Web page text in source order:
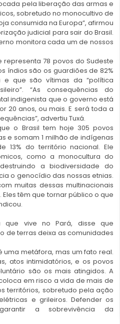
pela liberação das armas e
sobretudo no monocultivo de
consumida na Europa”, afirmou
judicial para sair do Brasil.
monitora cada um de nossos
representa 78 povos do Sudeste
índios são os guardiões de 82%
e que são vítimas da “política
“As consequências do
indigenista que o governo está
20 anos, ou mais. E será toda a
advertiu Tuxá.
o Brasil tem hoje 305 povos
e somam 1 milhão de indígenas
13% do território nacional. Ele
como a monocultura do
a biodiversidade do
o genocídio das nossas etnias.
muitas dessas multinacionais
têm que tornar público o que
que vive no Pará, disse que
de terras deixa as comunidades
uma metáfora, mas um fato real.
atos intimidatórios, e os povos
são os mais atingidos. A
em risco a vida de mais de
territórios, sobretudo pela ação
e grileiros. Defender os
a sobrevivência da